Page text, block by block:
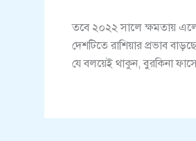
তবে ২০২২ সালে ক্ষমতায়
দেশটিতে রাশিয়ার প্রভাব
যে বলয়েই থাকুন, বুরকিনা